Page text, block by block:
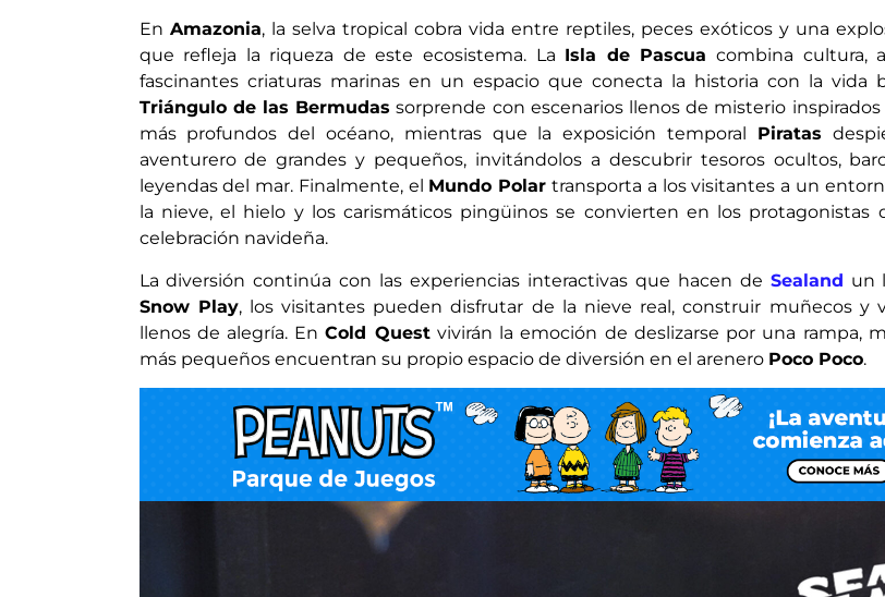
En Amazonia, la selva tropical cobra vida entre reptiles, peces exóticos y una
que refleja la riqueza de este ecosistema. La Isla de Pascua combina cultura,
fascinantes criaturas marinas en un espacio que conecta la historia con la vida
Triángulo de las Bermudas sorprende con escenarios llenos de misterio
más profundos del océano, mientras que la exposición temporal Piratas
aventurero de grandes y pequeños, invitándolos a descubrir tesoros ocultos,
leyendas del mar. Finalmente, el Mundo Polar transporta a los visitantes a un
la nieve, el hielo y los carismáticos pingüinos se convierten en los protagonistas
celebración navideña.
La diversión continúa con las experiencias interactivas que hacen de Sealand un
Snow Play, los visitantes pueden disfrutar de la nieve real, construir muñecos y
llenos de alegría. EnCold Questvivirán la emoción de deslizarse por una rampa,
más pequeños encuentran su propio espacio de diversión en el arenero Poco Poco.